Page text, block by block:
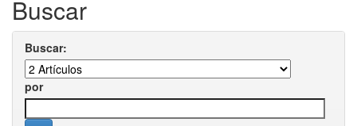
Buscar
Buscar:
por